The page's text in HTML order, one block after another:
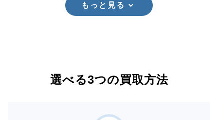
もっと見る
選べる3つの買取方法